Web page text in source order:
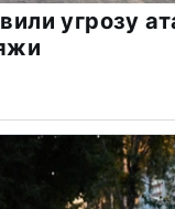
угрозу